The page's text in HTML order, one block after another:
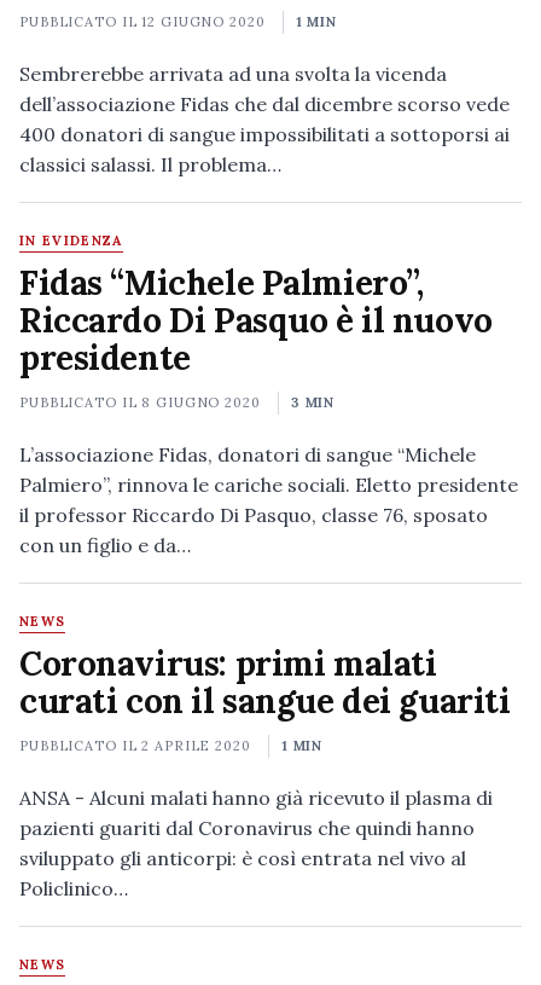
PUBBLICATO IL12 GIUGNO 2020 1 MIN
Sembrerebbe arrivata ad una svolta la vicenda
dell’associazione Fidas che dal dicembre scorso vede
400 donatori di sangue impossibilitati a sottoporsi ai
classici salassi. Il problema…
IN EVIDENZA
Fidas “Michele Palmiero”,
Riccardo Di Pasquo è il nuovo
presidente
PUBBLICATO IL 8 GIUGNO 2020 3 MIN
L’associazione Fidas, donatori di sangue “Michele
Palmiero”, rinnova le cariche sociali. Eletto presidente
il professor Riccardo Di Pasquo, classe 76, sposato
con un figlio e da…
NEWS
Coronavirus: primi malati
curati con il sangue dei guariti
PUBBLICATO IL2 APRILE 2020 1 MIN
ANSA - Alcuni malati hanno già ricevuto il plasma di
pazienti guariti dal Coronavirus che quindi hanno
sviluppato gli anticorpi: è così entrata nel vivo al
Policlinico…
NEWS